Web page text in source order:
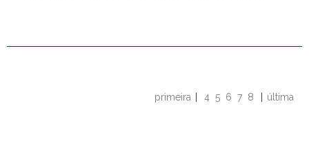
primeira 4 5 6 7 8 última